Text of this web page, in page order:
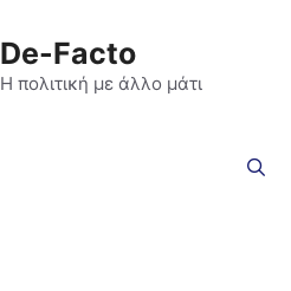
De-Facto
Η πολιτική με άλλο μάτι